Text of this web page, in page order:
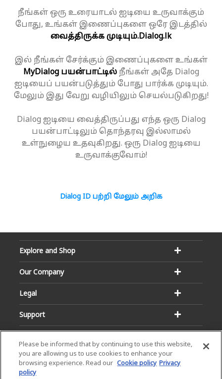
நீங்கள் ஒரு உரையாடல் ஐடியை உருவாக்கும்
போது, உங்கள் இணைப்புகளை ஒரே இடத்தில்
வைத்திருக்க முடியும்.Dialog.lk
இல் நீங்கள் சேர்க்கும் இணைப்புகளை உங்கள்
MyDialog பயன்பாட்டில்நீங்கள் அதே Dialog
ஐடியைப் பயன்படுத்தும் போது பார்க்க முடியும்.
மேலும் இது வேறு வழியிலும் செயல்படுகிறது!
Dialog ஐடியை வைத்திருப்பது எந்த ஒரு Dialog
பயன்பாட்டிலும் தொந்தரவு இல்லாமல்
உள்நுழைய உதவுகிறது. ஒரு Dialog ஐடியை
உருவாக்குவோம்!
Dialog ID பற்றி மேலும் அறிக
Explore and Shop
Our Company
Legal
Support
Please be informed that by continuing to use this website,
you are allowing us to use cookies to enhance your
browsing experience. Read our Cookie policy Privacy
policy